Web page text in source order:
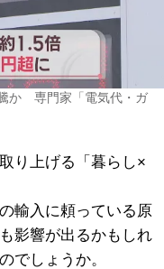
か 専門家「電気代・ガ
り上げる「暮らし×
輸入に頼っている原
影響が出るかもしれ
でしょうか。